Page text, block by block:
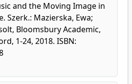
and the Moving Image in
Szerk.: Mazierska, Ewa;
Bloomsbury Academic,
1-24, 2018. ISBN: